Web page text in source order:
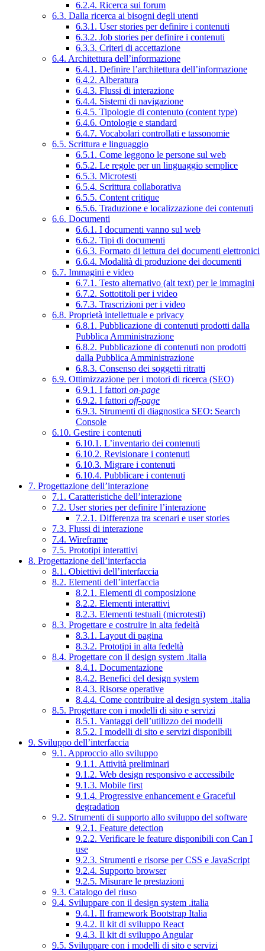
6.2.4. Ricerca sui forum
6.3. Dalla ricerca ai bisogni degli utenti
6.3.1. User stories per definire i contenuti
6.3.2. Job stories per definire i contenuti
6.3.3. Criteri di accettazione
6.4. Architettura dell’informazione
6.4.1. Definire l’architettura dell’informazione
6.4.2. Alberatura
6.4.3. Flussi di interazione
6.4.4. Sistemi di navigazione
6.4.5. Tipologie di contenuto (content type)
6.4.6. Ontologie e standard
6.4.7. Vocabolari controllati e tassonomie
6.5. Scrittura e linguaggio
6.5.1. Come leggono le persone sul web
6.5.2. Le regole per un linguaggio semplice
6.5.3. Microtesti
6.5.4. Scrittura collaborativa
6.5.5. Content critique
6.5.6. Traduzione e localizzazione dei contenuti
6.6. Documenti
6.6.1. I documenti vanno sul web
6.6.2. Tipi di documenti
6.6.3. Formato di lettura dei documenti elettronici
6.6.4. Modalità di produzione dei documenti
6.7. Immagini e video
6.7.1. Testo alternativo (alt text) per le immagini
6.7.2. Sottotitoli per i video
6.7.3. Trascrizioni per i video
6.8. Proprietà intellettuale e privacy
6.8.1. Pubblicazione di contenuti prodotti dalla
Pubblica Amministrazione
6.8.2. Pubblicazione di contenuti non prodotti
dalla Pubblica Amministrazione
6.8.3. Consenso dei soggetti ritratti
6.9. Ottimizzazione per i motori di ricerca (SEO)
6.9.1. I fattori on-page
6.9.2. I fattori off-page
6.9.3. Strumenti di diagnostica SEO: Search
Console
6.10. Gestire i contenuti
6.10.1. L’inventario dei contenuti
6.10.2. Revisionare i contenuti
6.10.3. Migrare i contenuti
6.10.4. Pubblicare i contenuti
7. Progettazione dell’interazione
7.1. Caratteristiche dell’interazione
7.2. User stories per definire l’interazione
7.2.1. Differenza tra scenari e user stories
7.3. Flussi di interazione
7.4. Wireframe
7.5. Prototipi interattivi
8. Progettazione dell’interfaccia
8.1. Obiettivi dell’interfaccia
8.2. Elementi dell’interfaccia
8.2.1. Elementi di composizione
8.2.2. Elementi interattivi
8.2.3. Elementi testuali (microtesti)
8.3. Progettare e costruire in alta fedeltà
8.3.1. Layout di pagina
8.3.2. Prototipi in alta fedeltà
8.4. Progettare con il design system .italia
8.4.1. Documentazione
8.4.2. Benefici del design system
8.4.3. Risorse operative
8.4.4. Come contribuire al design system .italia
8.5. Progettare con i modelli di sito e servizi
8.5.1. Vantaggi dell’utilizzo dei modelli
8.5.2. I modelli di sito e servizi disponibili
9. Sviluppo dell’interfaccia
9.1. Approccio allo sviluppo
9.1.1. Attività preliminari
9.1.2. Web design responsivo e accessibile
9.1.3. Mobile first
9.1.4. Progressive enhancement e Graceful
degradation
9.2. Strumenti di supporto allo sviluppo del software
9.2.1. Feature detection
9.2.2. Verificare le feature disponibili con Can I
use
9.2.3. Strumenti e risorse per CSS e JavaScript
9.2.4. Supporto browser
9.2.5. Misurare le prestazioni
9.3. Catalogo del riuso
9.4. Sviluppare con il design system .italia
9.4.1. Il framework Bootstrap Italia
9.4.2. Il kit di sviluppo React
9.4.3. Il kit di sviluppo Angular
9.5. Sviluppare con i modelli di sito e servizi